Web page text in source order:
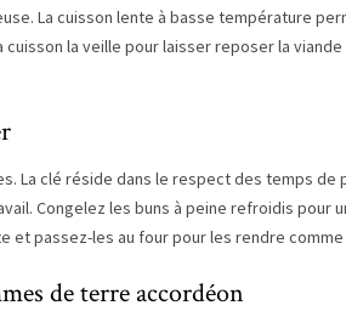
La cuisson lente à basse température
la veille pour laisser reposer la
La clé réside dans le respect des temps de
Congelez les buns à peine refroidis pour
et passez-les au four pour les rendre
de terre accordéon